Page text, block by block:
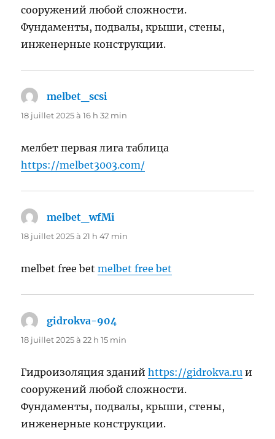
сооружений любой сложности.
Фундаменты, подвалы, крыши, стены,
инженерные конструкции.
melbet_scsi
18 juillet 2025 à 16 h 32 min
мелбет первая лига таблица
https://melbet3003.com/
melbet_wfMi
18 juillet 2025 à 21 h 47 min
melbet free betmelbet free bet
gidrokva-904
18 juillet 2025 à 22 h 15 min
Гидроизоляция зданийhttps://gidrokva.ru и
сооружений любой сложности.
Фундаменты, подвалы, крыши, стены,
инженерные конструкции.